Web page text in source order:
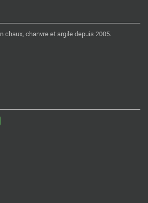
chaux, chanvre et argile depuis 2005.